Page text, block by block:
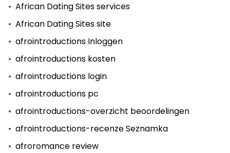
African Dating Sites services
African Dating Sites site
afrointroductions Inloggen
afrointroductions kosten
afrointroductions login
afrointroductions pc
afrointroductions-overzicht beoordelingen
afrointroductions-recenze Seznamka
afroromance review